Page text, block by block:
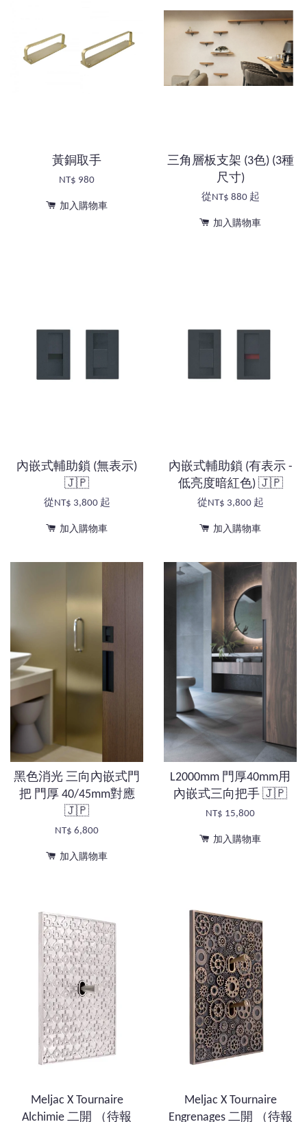
黃銅取手
NT$ 980
加入購物車
三角層板支架 (3色) (3種
尺寸)
從NT$ 880 起
加入購物車
內嵌式輔助鎖 (無表示)
🇯🇵
從NT$ 3,800 起
加入購物車
內嵌式輔助鎖 (有表示 -
低亮度暗紅色) 🇯🇵
從NT$ 3,800 起
加入購物車
黑色消光 三向內嵌式門
把 門厚 40/45mm對應
🇯🇵
NT$ 6,800
加入購物車
L2000mm 門厚40mm用
內嵌式三向把手 🇯🇵
NT$ 15,800
加入購物車
Meljac X Tournaire
Alchimie 二開 （待報
Meljac X Tournaire
Engrenages 二開 （待報